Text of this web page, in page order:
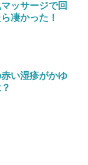
ッサージで回
凄かった！
い湿疹がかゆ